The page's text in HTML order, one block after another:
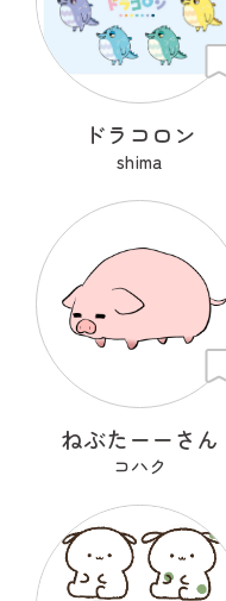
ドラコロン
shima
ねぶたーーさん
コハク